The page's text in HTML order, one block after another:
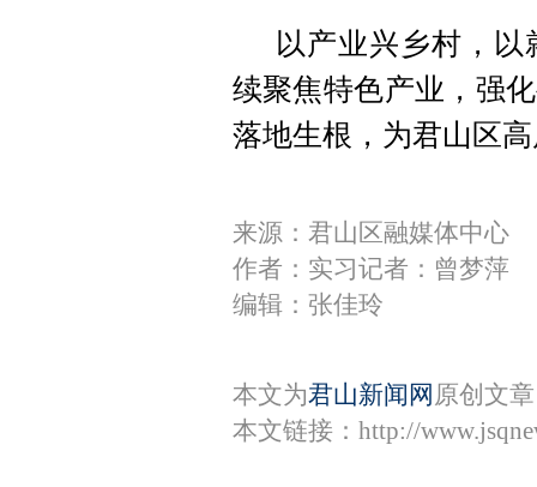
以产业兴乡村，
续聚焦特色产业，强
落地生根，为君山区
来源：君山区融媒体中心
作者：实习记者：曾梦萍
编辑：张佳玲
本文为君山新闻网 原创文
本文链接： http://